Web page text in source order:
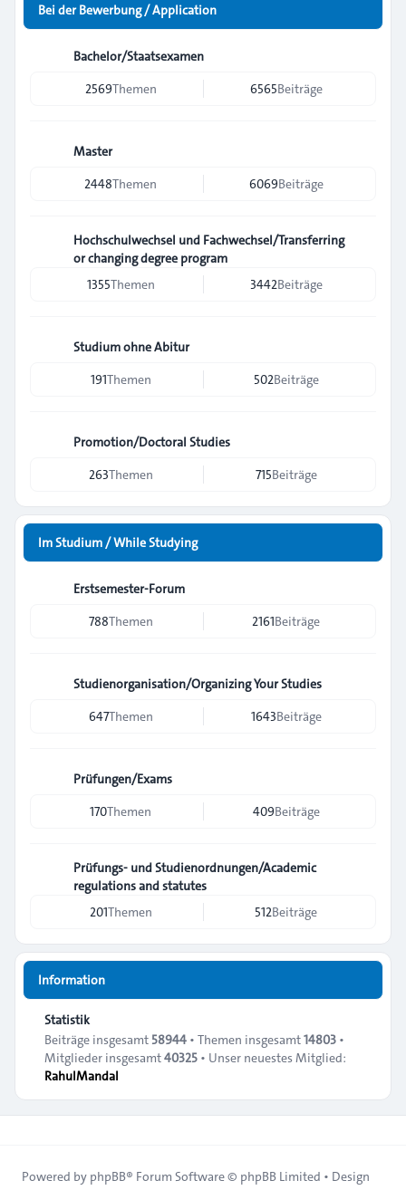
Bei der Bewerbung / Application
Bachelor/Staatsexamen
2569Themen 6565Beiträge
Master
2448Themen 6069Beiträge
Hochschulwechsel und Fachwechsel/Transferring
or changing degree program
1355Themen 3442Beiträge
Studium ohne Abitur
191Themen 502Beiträge
Promotion/Doctoral Studies
263Themen 715Beiträge
Im Studium / While Studying
Erstsemester-Forum
788Themen 2161Beiträge
Studienorganisation/Organizing Your Studies
647Themen 1643Beiträge
Prüfungen/Exams
170Themen 409Beiträge
Prüfungs- und Studienordnungen/Academic
regulations and statutes
201Themen 512Beiträge
Information
Statistik
Beiträge insgesamt 58944• Themen insgesamt14803•
Mitglieder insgesamt40325• Unser neuestes Mitglied:
RahulMandal
Powered by phpBB® Forum Software © phpBB Limited • Design